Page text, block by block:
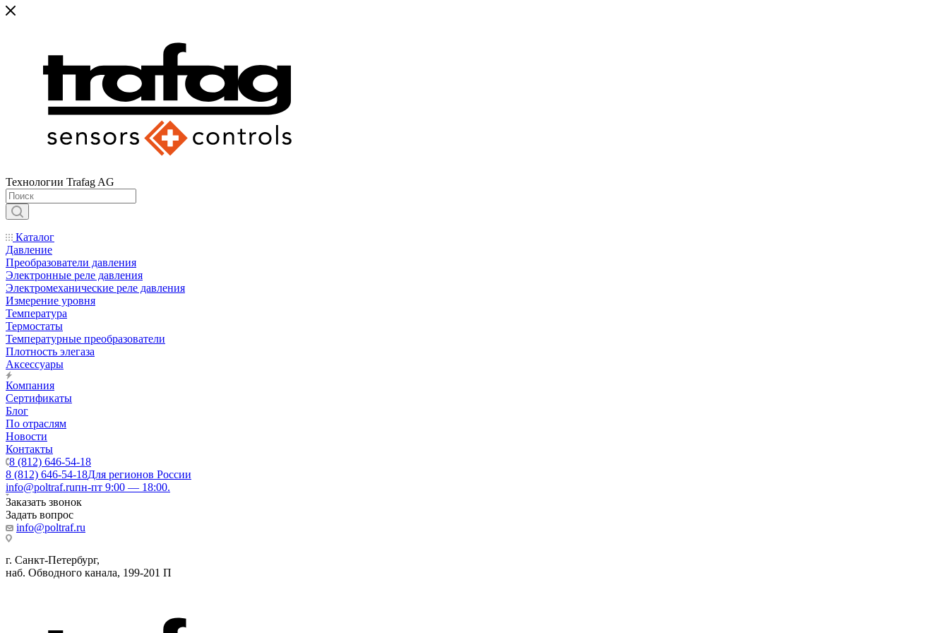
Технологии Trafag AG
Каталог
Давление
Преобразователи давления
Электронные реле давления
Электромеханические реле давления
Измерение уровня
Температура
Термостаты
Температурные преобразователи
Плотность элегаза
Аксессуары
Компания
Сертификаты
Блог
По отраслям
Новости
Контакты
8 (812) 646-54-18
8 (812) 646-54-18Для регионов России
info@poltraf.ruпн-пт 9:00 — 18:00.
Заказать звонок
Задать вопрос
info@poltraf.ru
г. Санкт-Петербург,
наб. Обводного канала, 199-201 П